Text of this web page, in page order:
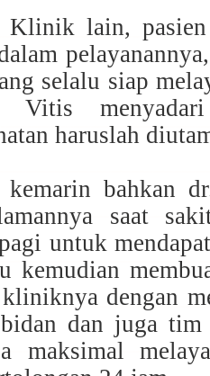
Klinik lain,
selalu siap
haruslah
kemarin bahkan
saat
untuk
kemudian
dengan
bidan dan juga
maksimal